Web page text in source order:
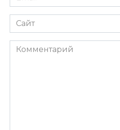
*
Сайт
Комментарий